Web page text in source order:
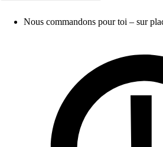
Nous commandons pour toi – sur